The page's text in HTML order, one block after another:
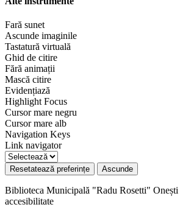
Fară sunet
Ascunde imaginile
Tastatură virtuală
Ghid de citire
Fără animații
Mască citire
Evidențiază
Highlight Focus
Cursor mare negru
Cursor mare alb
Navigation Keys
Link navigator
Resetatează preferințe Ascunde
Biblioteca Municipală "Radu Rosetti" Onești
accesibilitate